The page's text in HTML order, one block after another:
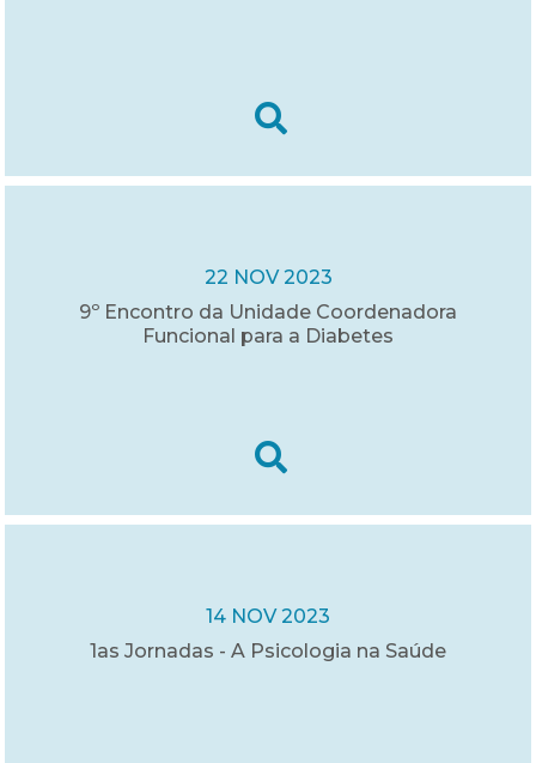
22 NOV 2023
9º Encontro da Unidade Coordenadora
Funcional para a Diabetes
14 NOV 2023
1as Jornadas - A Psicologia na Saúde